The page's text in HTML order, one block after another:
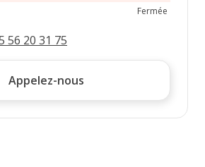
Fermée
56 20 31 75
Appelez-nous